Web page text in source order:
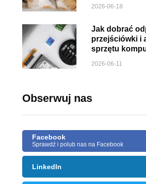
2026-06-18
Jak dobrać
przejściówki i
sprzętu
2026-06-11
Obserwuj nas
Facebook
Sprawdź i polub nas na Facebook
LinkedIn